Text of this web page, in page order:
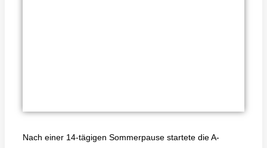
Nach einer 14-tägigen Sommerpause startete die A-